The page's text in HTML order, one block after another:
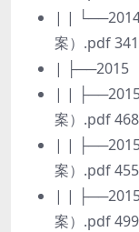
| | └──2014
案）.pdf
| ├──2015
| | ├──2015
案）.pdf
| | ├──2015
案）.pdf
| | ├──2015
案）.pdf